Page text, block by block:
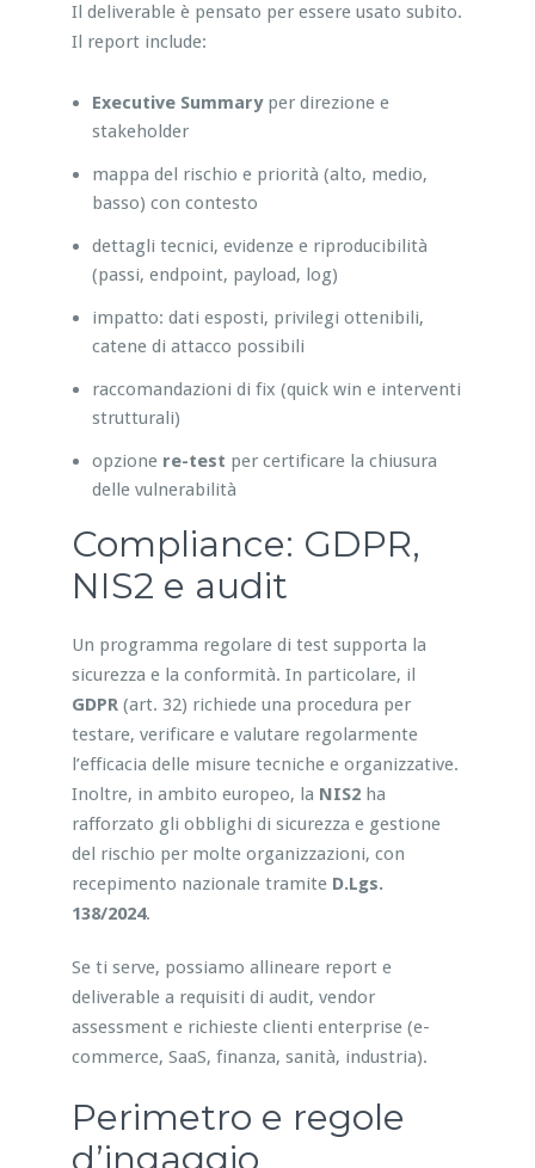
Il deliverable è pensato per essere usato subito.
Il report include:
Executive Summaryper direzione e
stakeholder
mappa del rischio e priorità (alto, medio,
basso) con contesto
dettagli tecnici, evidenze e riproducibilità
(passi, endpoint, payload, log)
impatto: dati esposti, privilegi ottenibili,
catene di attacco possibili
raccomandazioni di fix (quick win e interventi
strutturali)
opzione re-test per certificare la chiusura
delle vulnerabilità
Compliance: GDPR,
NIS2 e audit
Un programma regolare di test supporta la
sicurezza e la conformità. In particolare, il
GDPR(art. 32) richiede una procedura per
testare, verificare e valutare regolarmente
l’efficacia delle misure tecniche e organizzative.
Inoltre, in ambito europeo, la NIS2ha
rafforzato gli obblighi di sicurezza e gestione
del rischio per molte organizzazioni, con
recepimento nazionale tramite D.Lgs.
138/2024.
Se ti serve, possiamo allineare report e
deliverable a requisiti di audit, vendor
assessment e richieste clienti enterprise (e-
commerce, SaaS, finanza, sanità, industria).
Perimetro e regole
d’ingaggio